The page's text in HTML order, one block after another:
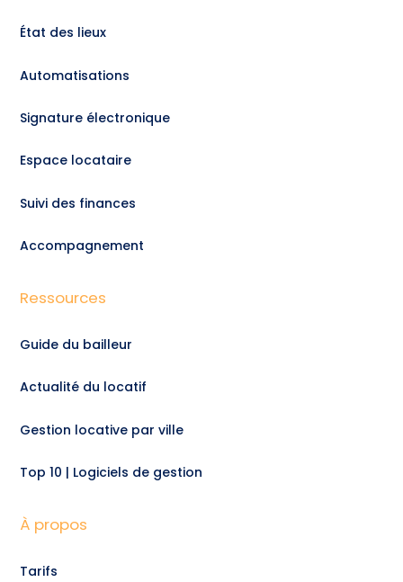
État des lieux
Automatisations
Signature électronique
Espace locataire
Suivi des finances
Accompagnement
Ressources
Guide du bailleur
Actualité du locatif
Gestion locative par ville
Top 10 | Logiciels de gestion
À propos
Tarifs